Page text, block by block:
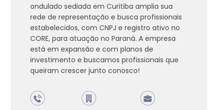
ondulado sediada em Curitiba amplia sua
rede de representação e busca profissionais
estabelecidos, com CNPJ e registro ativo no
CORE, para atuação no Paraná. A empresa
está em expansão e com planos de
investimento e buscamos profissionais que
queiram crescer junto conosco!